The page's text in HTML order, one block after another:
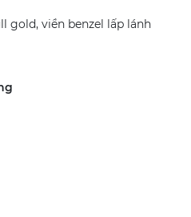
gold, viền benzel lấp lánh